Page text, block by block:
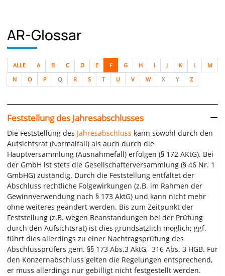
AR-Glossar
ALLE A B C D E F G H I J K L
M
N
O P Q R S T U V W X Y Z
Feststellung des Jahresabschlusses
Die Feststellung des Jahresabschluss kann sowohl durch den
Aufsichtsrat (Normalfall) als auch durch die
Hauptversammlung (Ausnahmefall) erfolgen (§ 172 AKtG). Bei
der GmbH ist stets die Gesellschafterversammlung (§ 46 Nr. 1
GmbHG) zuständig. Durch die Feststellung entfaltet der
Abschluss rechtliche Folgewirkungen (z.B. im Rahmen der
Gewinnverwendung nach § 173 AktG) und kann nicht mehr
ohne weiteres geändert werden. Bis zum Zeitpunkt der
Feststellung (z.B. wegen Beanstandungen bei der Prüfung
durch den Aufsichtsrat) ist dies grundsätzlich möglich; ggf.
führt dies allerdings zu einer Nachtragsprüfung des
Abschlussprüfers gem. §§ 173 Abs.3 AktG, 316 Abs. 3 HGB. Für
den Konzernabschluss gelten die Regelungen entsprechend,
er muss allerdings nur gebilligt nicht festgestellt werden.